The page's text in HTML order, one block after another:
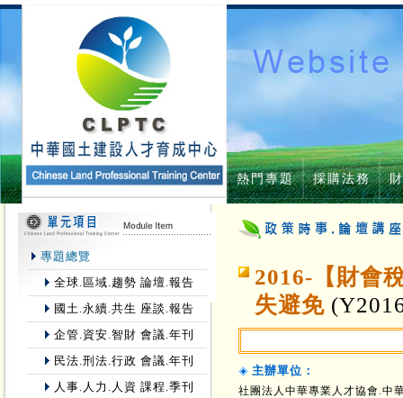
熱門專題 採購法務
專題總覽
全球.區域.趨勢 論壇.報告
國土.永續.共生 座談.報告
企管.資安.智財 會議.年刊
民法.刑法.行政 會議.年刊
人事.人力.人資 課程.季刊
2016-【財會
失避免
主辦單位：
社團法人中華專業人才協會.中